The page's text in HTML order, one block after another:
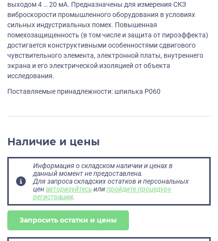
выходом 4 … 20 мА. Предназначены для измерения СКЗ
виброскорости промышленного оборудования в условиях
сильных индустриальных помех. Повышенная
помехозащищенность (в том числе и защита от пироэффекта)
достигается конструктивными особенностями сдвигового
чувствительного элемента, электронной платы, внутреннего
экрана и его электрической изоляцией от объекта
исследования.
Поставляемые принадлежности: шпилька P060
Наличие и цены
Информация о складском наличии и ценах в
данный момент не предоставлена.
Для запроса складских остатков и персональных
ценавторизуйтесьилипройдите процедуру
регистрации.
Запросить остатки и цены